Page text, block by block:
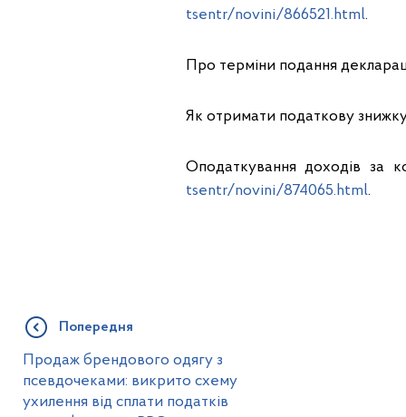
tsentr/novini/866521.html.
Про терміни подання
Як отримати податкову
Оподаткування доходів за
tsentr/novini/874065.html.
Попередня
Продаж брендового одягу з
псевдочеками: викрито схему
ухилення від сплати податків